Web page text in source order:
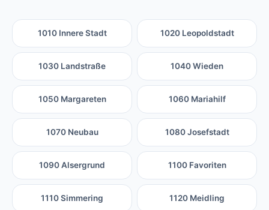
1010 Innere Stadt 1020 Leopoldstadt
1030 Landstraße 1040 Wieden
1050 Margareten 1060 Mariahilf
1070 Neubau 1080 Josefstadt
1090 Alsergrund 1100 Favoriten
1110 Simmering 1120 Meidling